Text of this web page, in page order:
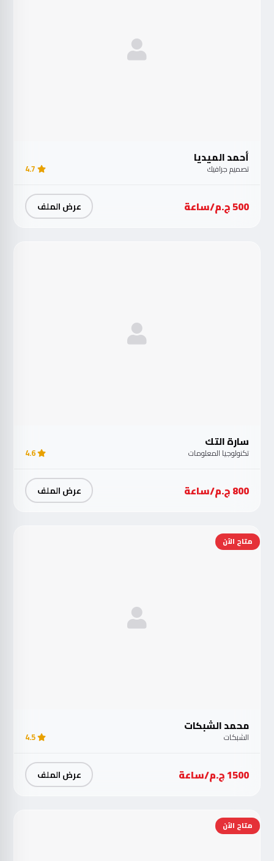
أحمد الميديا
تصميم جرافيك 4.7
500 ج.م/ساعة عرض الملف
سارة التك
تكنولوجيا المعلومات 4.6
800 ج.م/ساعة عرض الملف
متاح الآن
محمد الشبكات
الشبكات 4.5
1500 ج.م/ساعة عرض الملف
متاح الآن